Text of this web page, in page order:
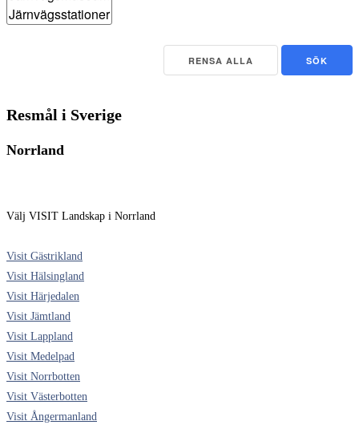
RENSA ALLA SÖK
Resmål i Sverige
Norrland
Välj VISIT Landskap i Norrland
Visit Gästrikland
Visit Hälsingland
Visit Härjedalen
Visit Jämtland
Visit Lappland
Visit Medelpad
Visit Norrbotten
Visit Västerbotten
Visit Ångermanland